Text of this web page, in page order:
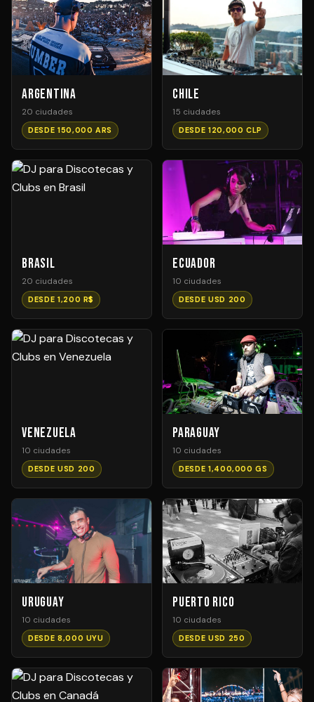
Argentina
20 ciudades
DESDE 150,000 ARS
Chile
15 ciudades
DESDE 120,000 CLP
Brasil
20 ciudades
DESDE 1,200 R$
Ecuador
10 ciudades
DESDE USD 200
Venezuela
10 ciudades
DESDE USD 200
Paraguay
10 ciudades
DESDE 1,400,000 GS
Uruguay
10 ciudades
DESDE 8,000 UYU
Puerto Rico
10 ciudades
DESDE USD 250